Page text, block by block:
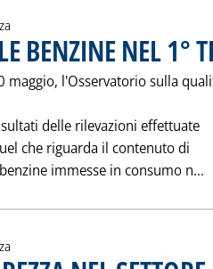
BENZINE NEL 1°
maggio, l'Osservatorio sulla
delle rilevazioni effettuate
che riguarda il contenuto di
immesse in consumo n...